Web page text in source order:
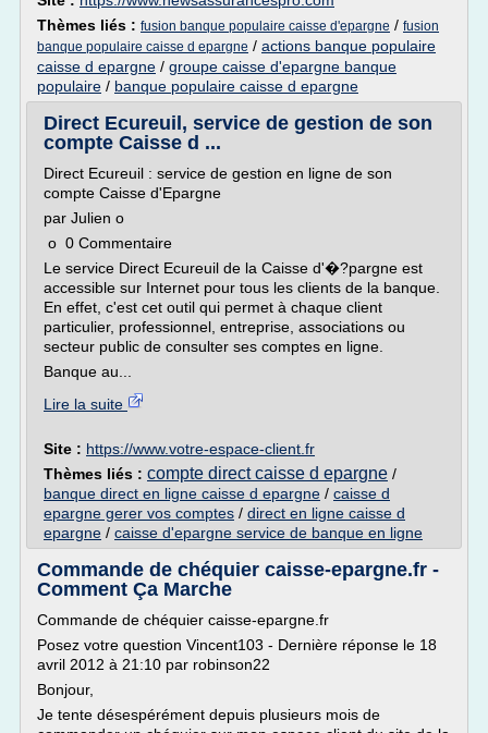
Thèmes liés : fusion banque populaire caisse d'epargne / fusion
banque populaire caisse d epargne / actions banque populaire
caisse d epargne / groupe caisse d'epargne banque
populaire / banque populaire caisse d epargne
Direct Ecureuil, service de gestion de son
compte Caisse d ...
Direct Ecureuil : service de gestion en ligne de son
compte Caisse d'Epargne
par Julien o
o 0 Commentaire
Le service Direct Ecureuil de la Caisse d'�?pargne est
accessible sur Internet pour tous les clients de la banque.
En effet, c'est cet outil qui permet à chaque client
particulier, professionnel, entreprise, associations ou
secteur public de consulter ses comptes en ligne.
Banque au...
Lire la suite
Site : https://www.votre-espace-client.fr
Thèmes liés : compte direct caisse d epargne /
banque direct en ligne caisse d epargne / caisse d
epargne gerer vos comptes / direct en ligne caisse d
epargne / caisse d'epargne service de banque en ligne
Commande de chéquier caisse-epargne.fr -
Comment Ça Marche
Commande de chéquier caisse-epargne.fr
Posez votre question Vincent103 - Dernière réponse le 18
avril 2012 à 21:10 par robinson22
Bonjour,
Je tente désespérément depuis plusieurs mois de